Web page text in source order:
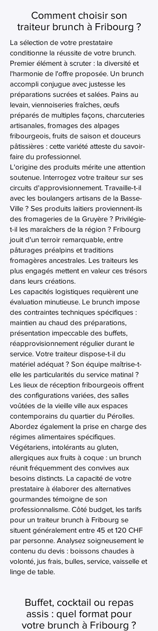
Comment choisir son
traiteur brunch à Fribourg ?
La sélection de votre prestataire
conditionne la réussite de votre brunch.
Premier élément à scruter : la diversité et
l'harmonie de l'offre proposée. Un brunch
accompli conjugue avec justesse les
préparations sucrées et salées. Pains au
levain, viennoiseries fraîches, œufs
préparés de multiples façons, charcuteries
artisanales, fromages des alpages
fribourgeois, fruits de saison et douceurs
pâtissières : cette variété atteste du savoir-
faire du professionnel.
L'origine des produits mérite une attention
soutenue. Interrogez votre traiteur sur ses
circuits d'approvisionnement. Travaille-t-il
avec les boulangers artisans de la Basse-
Ville ? Ses produits laitiers proviennent-ils
des fromageries de la Gruyère ? Privilégie-
t-il les maraîchers de la région ? Fribourg
jouit d'un terroir remarquable, entre
pâturages préalpins et traditions
fromagères ancestrales. Les traiteurs les
plus engagés mettent en valeur ces trésors
dans leurs créations.
Les capacités logistiques requièrent une
évaluation minutieuse. Le brunch impose
des contraintes techniques spécifiques :
maintien au chaud des préparations,
présentation impeccable des buffets,
réapprovisionnement régulier durant le
service. Votre traiteur dispose-t-il du
matériel adéquat ? Son équipe maîtrise-t-
elle les particularités du service matinal ?
Les lieux de réception fribourgeois offrent
des configurations variées, des salles
voûtées de la vieille ville aux espaces
contemporains du quartier du Pérolles.
Abordez également la prise en charge des
régimes alimentaires spécifiques.
Végétariens, intolérants au gluten,
allergiques aux fruits à coque : un brunch
réunit fréquemment des convives aux
besoins distincts. La capacité de votre
prestataire à élaborer des alternatives
gourmandes témoigne de son
professionnalisme. Côté budget, les tarifs
pour un traiteur brunch à Fribourg se
situent généralement entre 45 et 120 CHF
par personne. Analysez soigneusement le
contenu du devis : boissons chaudes à
volonté, jus frais, bulles, service, vaisselle et
linge de table.
Buffet, cocktail ou repas
assis : quel format pour
votre brunch à Fribourg ?